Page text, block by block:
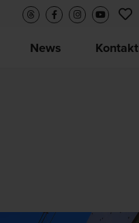
News Kontakt